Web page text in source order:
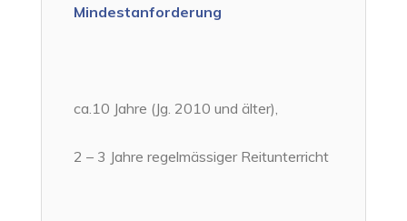
Mindestanforderung
ca.10 Jahre (Jg. 2010 und älter),
2 – 3 Jahre regelmässiger Reitunterricht